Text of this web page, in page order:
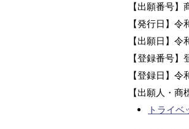
【出願番号
【発行日】
【出願日】
【登録番号
【登録日】
【出願人・商
トライベ